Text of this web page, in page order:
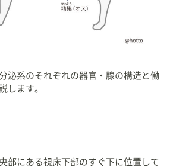
泌系のそれぞれの器官・腺の構造と働
します。
部にある視床下部のすぐ下に位置して